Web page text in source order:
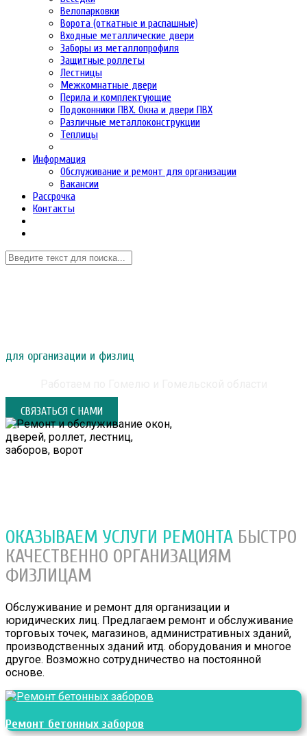
Велопарковки
Ворота (откатные и распашные)
Входные металлические двери
Заборы из металлопрофиля
Защитные роллеты
Лестницы
Межкомнатные двери
Перила и комплектующие
Подоконники ПВХ. Окна и двери ПВХ
Различные металлоконструкции
Теплицы
Информация
Обслуживание и ремонт для организации
Вакансии
Рассрочка
Контакты
для организации и физлиц
СВЯЗАТЬСЯ С НАМИ
ОКАЗЫВАЕМ УСЛУГИ РЕМОНТА БЫСТРО
КАЧЕСТВЕННО ОРГАНИЗАЦИЯМ
ФИЗЛИЦАМ
Обслуживание и ремонт для организации и
юридических лиц. Предлагаем ремонт и обслуживание
торговых точек, магазинов, административных зданий,
производственных зданий итд. оборудования и многое
другое. Возможно сотрудничество на постоянной
основе.
Ремонт бетонных заборов